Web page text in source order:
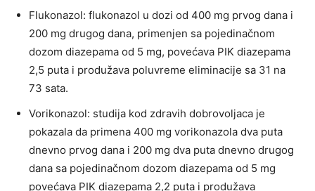
Flukonazol: flukonazol u dozi od 400 mg prvog dana i
200 mg drugog dana, primenjen sa pojedinačnom
dozom diazepama od 5 mg, povećava PIK diazepama
2,5 puta i produžava poluvreme eliminacije sa 31 na
73 sata.
Vorikonazol: studija kod zdravih dobrovoljaca je
pokazala da primena 400 mg vorikonazola dva puta
dnevno prvog dana i 200 mg dva puta dnevno drugog
dana sa pojedinačnom dozom diazepama od 5 mg
povećava PIK diazepama 2,2 puta i produžava